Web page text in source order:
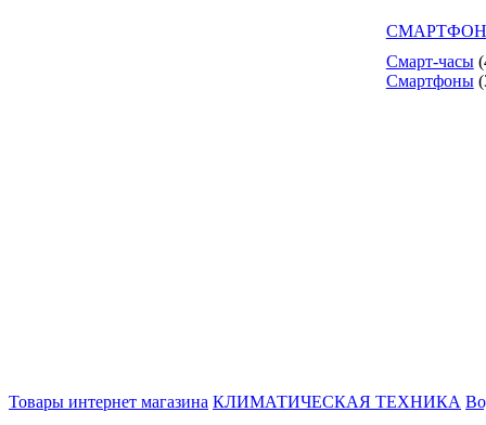
Смарт-часы
Смартфоны
Товары интернет магазина КЛИМАТИЧЕСКАЯ ТЕХНИКА